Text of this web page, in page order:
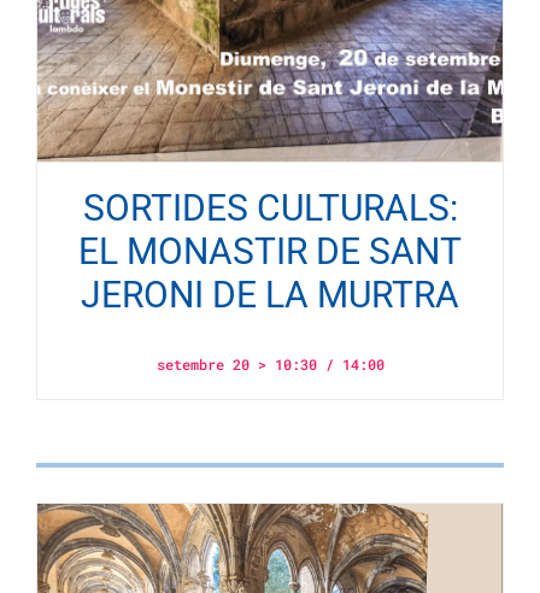
SORTIDES CULTURALS:
EL MONASTIR DE SANT
JERONI DE LA MURTRA
setembre 20 > 10:30/ 14:00